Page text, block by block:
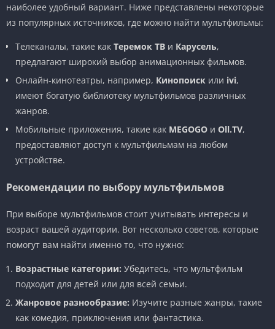
наиболее удобный вариант. Ниже представлены некоторые
из популярных источников, где можно найти мультфильмы:
Телеканалы, такие как Теремок ТВ и Карусель,
предлагают широкий выбор анимационных фильмов.
Онлайн-кинотеатры, например, Кинопоиск или ivi,
имеют богатую библиотеку мультфильмов различных
жанров.
Мобильные приложения, такие как MEGOGO и Oll.TV,
предоставляют доступ к мультфильмам на любом
устройстве.
Рекомендации по выбору мультфильмов
При выборе мультфильмов стоит учитывать интересы и
возраст вашей аудитории. Вот несколько советов, которые
помогут вам найти именно то, что нужно:
Возрастные категории: Убедитесь, что мультфильм
подходит для детей или для всей семьи.
Жанровое разнообразие: Изучите разные жанры, такие
как комедия, приключения или фантастика.